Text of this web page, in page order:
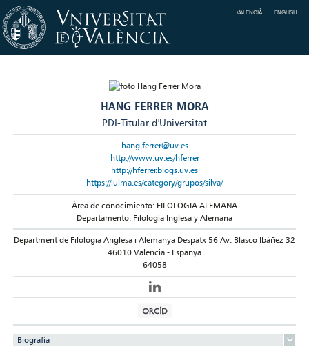
VALENCIÀ ENGLISH
HANG FERRER MORA
PDI-Titular d'Universitat
hang.ferrer@uv.es
http://www.uv.es/hferrer
http://hferrer.blogs.uv.es
https://iulma.es/category/grupos/silva/
Área de conocimiento: FILOLOGIA ALEMANA
Departamento: Filología Inglesa y Alemana
Department de Filologia Anglesa i Alemanya Despatx 56 Av. Blasco Ibáñez 32
46010 Valencia - Espanya
64058
Biografía